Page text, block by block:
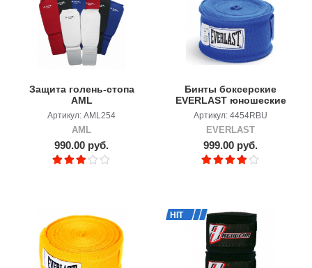
Защита голень-стопа
AML
Артикул: AML254
AML
990.00 руб.
Бинты боксерские
EVERLAST юношеские
Артикул: 4454RBU
EVERLAST
999.00 руб.
HIT